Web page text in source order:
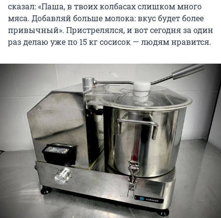
сказал: «Паша, в твоих колбасах слишком много
мяса. Добавляй больше молока: вкус будет более
привычный». Пристрелялся, и вот сегодня за один
раз делаю уже по 15 кг сосисок — людям нравится.